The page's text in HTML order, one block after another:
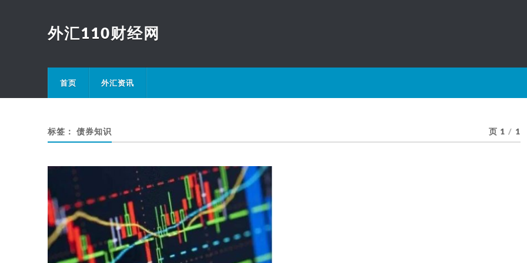
外汇110财经网
首页 外汇资讯
标签： 债券知识 页 1 / 1